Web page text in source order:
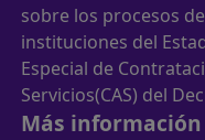
sobre los procesos
instituciones del
Especial de
Servicios(CAS) del
Más información